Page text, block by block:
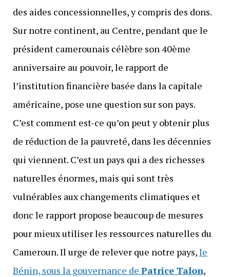
des aides concessionnelles, y compris des dons.
Sur notre continent, au Centre, pendant que le
président camerounais célèbre son 40ème
anniversaire au pouvoir, le rapport de
l’institution financière basée dans la capitale
américaine, pose une question sur son pays.
C’est comment est-ce qu’on peut y obtenir plus
de réduction de la pauvreté, dans les décennies
qui viennent. C’est un pays qui a des richesses
naturelles énormes, mais qui sont très
vulnérables aux changements climatiques et
donc le rapport propose beaucoup de mesures
pour mieux utiliser les ressources naturelles du
Cameroun. Il urge de relever que notre pays,le
Bénin, sous la gouvernance de Patrice Talon,